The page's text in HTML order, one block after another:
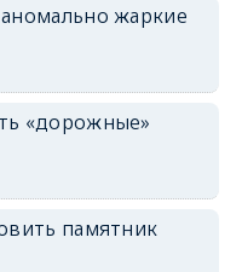
жаркие
«дорожные»
памятник